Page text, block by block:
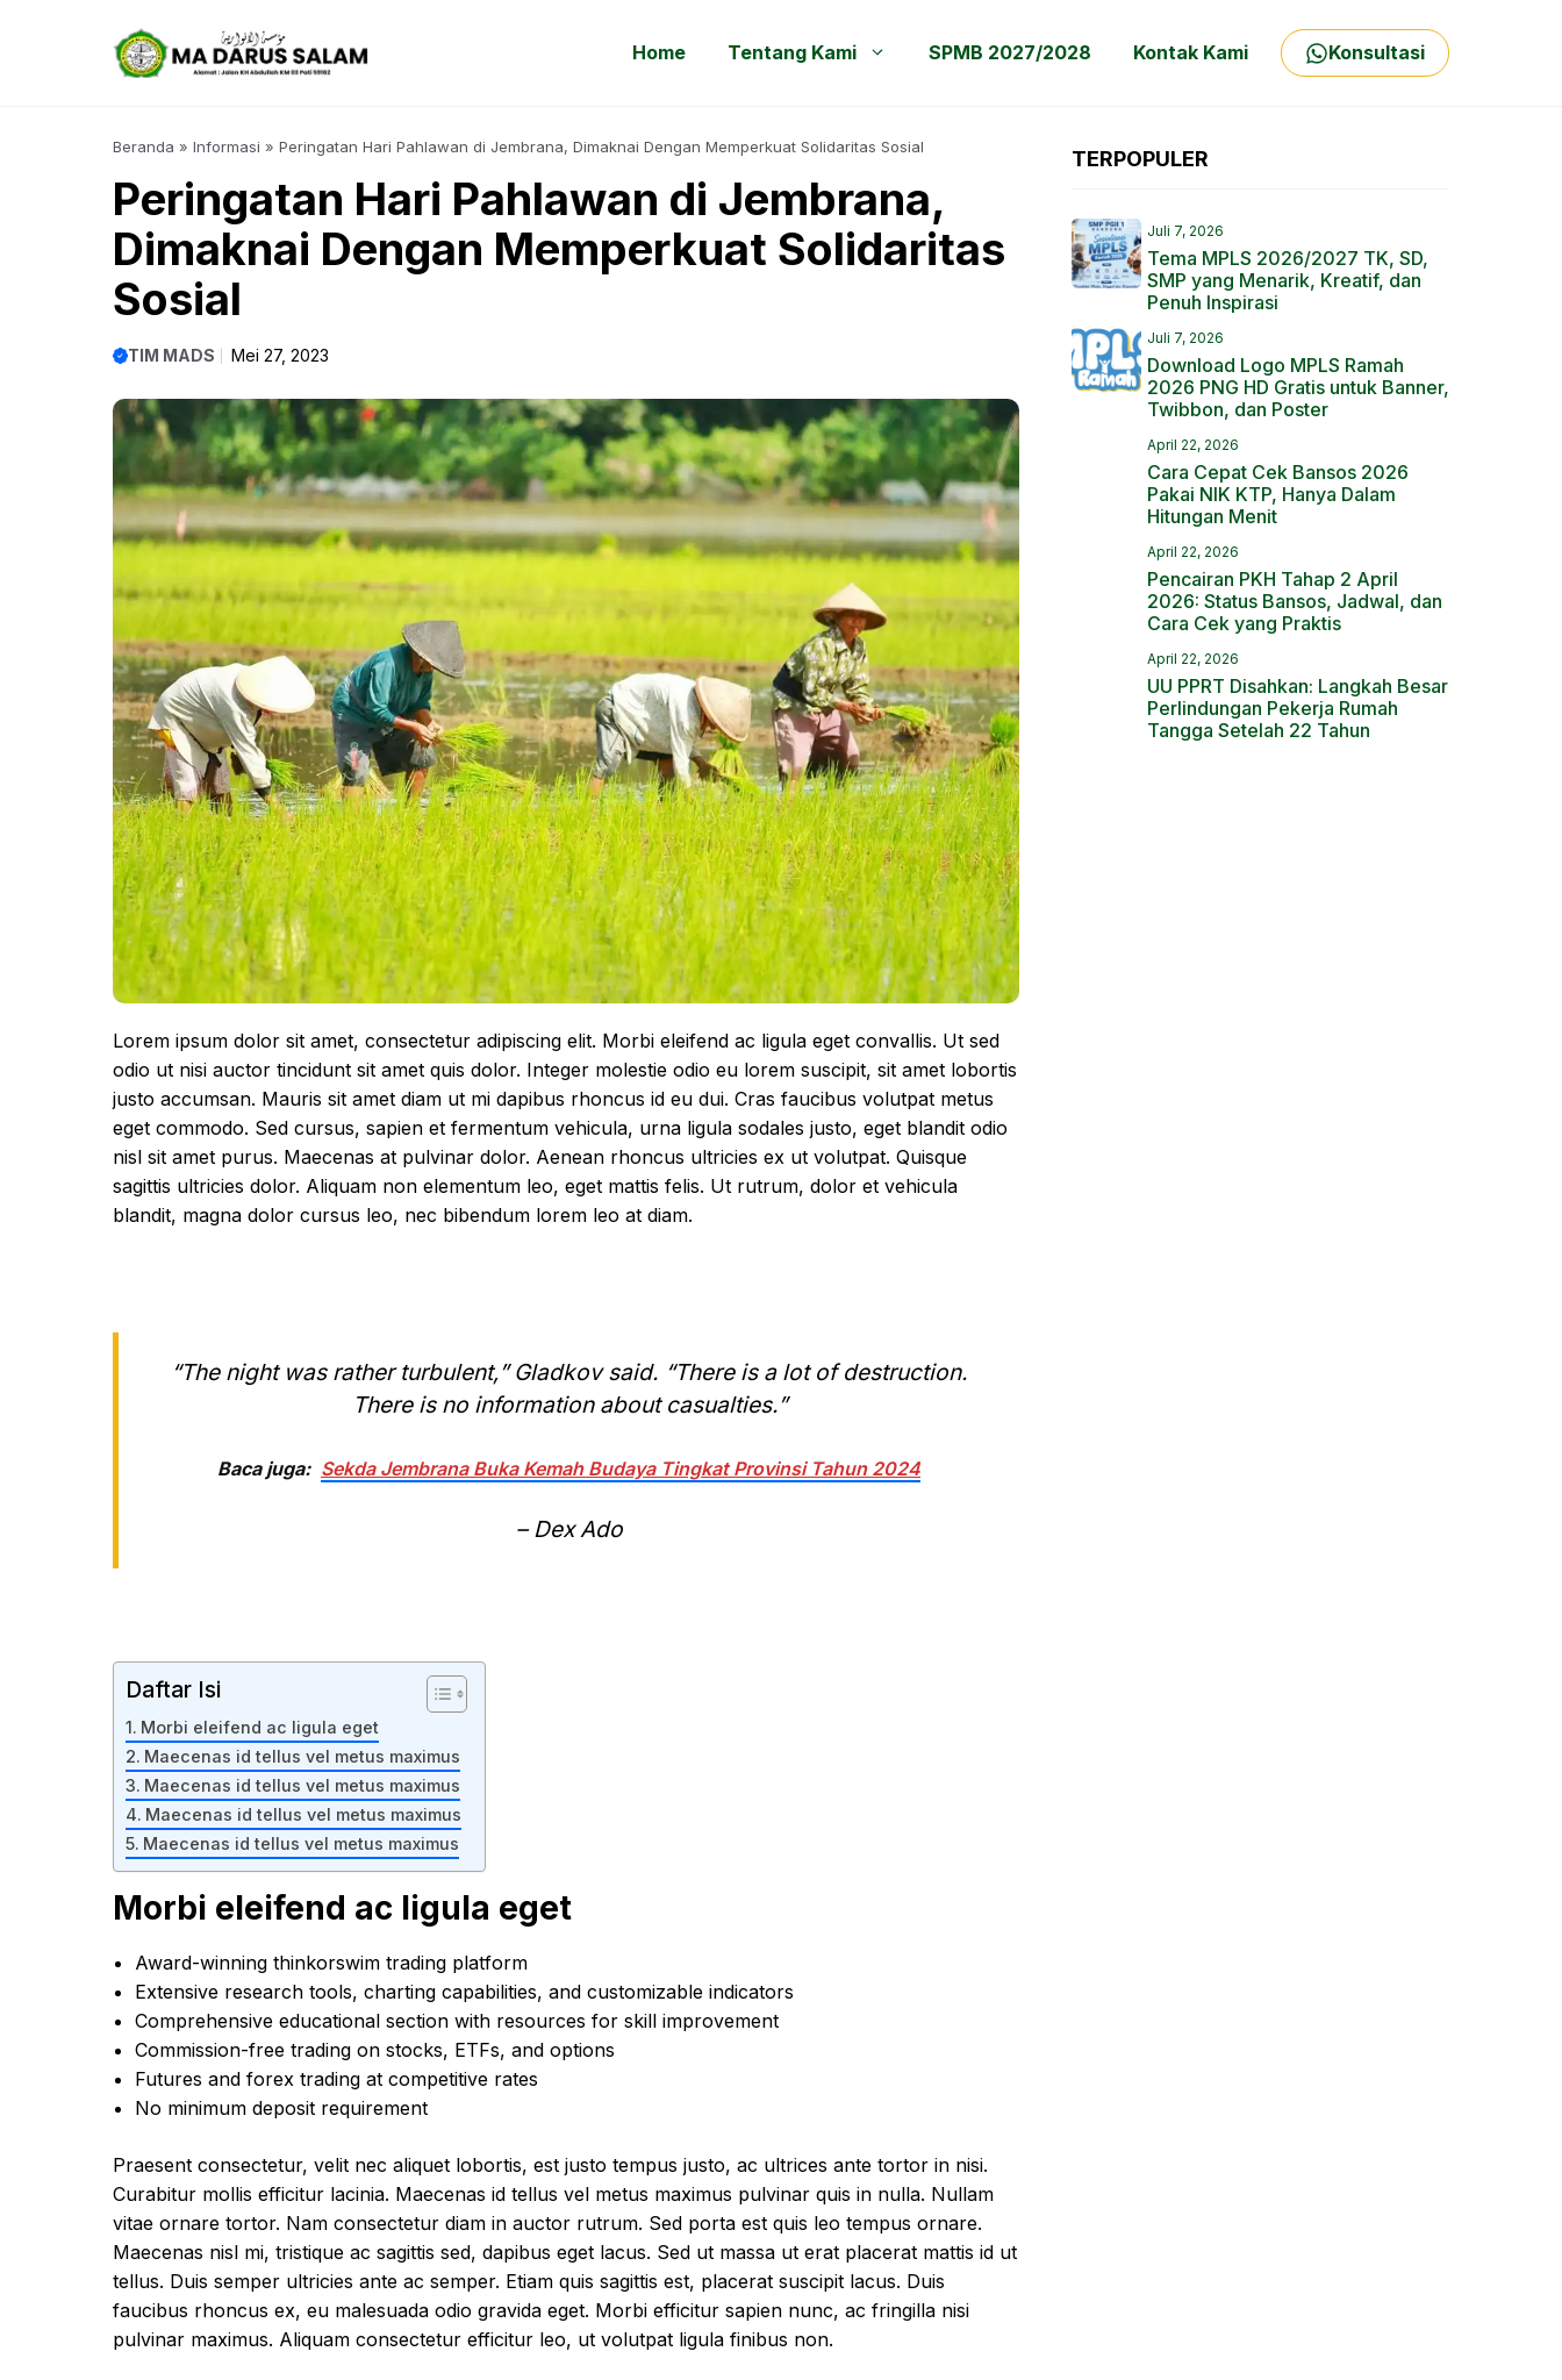
Home Tentang Kami SPMB 2027/2028 Kontak Kami Konsultasi
Beranda » Informasi » Peringatan Hari Pahlawan di Jembrana, Dimaknai Dengan Memperkuat Solidaritas Sosial
Peringatan Hari Pahlawan di Jembrana,
Dimaknai Dengan Memperkuat Solidaritas
Sosial
TIM MADS Mei 27, 2023
Lorem ipsum dolor sit amet, consectetur adipiscing elit. Morbi eleifend ac ligula eget convallis. Ut sed
odio ut nisi auctor tincidunt sit amet quis dolor. Integer molestie odio eu lorem suscipit, sit amet lobortis
justo accumsan. Mauris sit amet diam ut mi dapibus rhoncus id eu dui. Cras faucibus volutpat metus
eget commodo. Sed cursus, sapien et fermentum vehicula, urna ligula sodales justo, eget blandit odio
nisl sit amet purus. Maecenas at pulvinar dolor. Aenean rhoncus ultricies ex ut volutpat. Quisque
sagittis ultricies dolor. Aliquam non elementum leo, eget mattis felis. Ut rutrum, dolor et vehicula
blandit, magna dolor cursus leo, nec bibendum lorem leo at diam.
“The night was rather turbulent,” Gladkov said. “There is a lot of destruction.
There is no information about casualties.”
Baca juga: Sekda Jembrana Buka Kemah Budaya Tingkat Provinsi Tahun 2024
– Dex Ado
Daftar Isi
Morbi eleifend ac ligula eget
Maecenas id tellus vel metus maximus
Maecenas id tellus vel metus maximus
Maecenas id tellus vel metus maximus
Maecenas id tellus vel metus maximus
Morbi eleifend ac ligula eget
Award-winning thinkorswim trading platform
Extensive research tools, charting capabilities, and customizable indicators
Comprehensive educational section with resources for skill improvement
Commission-free trading on stocks, ETFs, and options
Futures and forex trading at competitive rates
No minimum deposit requirement
Praesent consectetur, velit nec aliquet lobortis, est justo tempus justo, ac ultrices ante tortor in nisi.
Curabitur mollis efficitur lacinia. Maecenas id tellus vel metus maximus pulvinar quis in nulla. Nullam
vitae ornare tortor. Nam consectetur diam in auctor rutrum. Sed porta est quis leo tempus ornare.
Maecenas nisl mi, tristique ac sagittis sed, dapibus eget lacus. Sed ut massa ut erat placerat mattis id ut
tellus. Duis semper ultricies ante ac semper. Etiam quis sagittis est, placerat suscipit lacus. Duis
faucibus rhoncus ex, eu malesuada odio gravida eget. Morbi efficitur sapien nunc, ac fringilla nisi
pulvinar maximus. Aliquam consectetur efficitur leo, ut volutpat ligula finibus non.
TERPOPULER
Juli 7, 2026
Tema MPLS 2026/2027 TK, SD,
SMP yang Menarik, Kreatif, dan
Penuh Inspirasi
Juli 7, 2026
Download Logo MPLS Ramah
2026 PNG HD Gratis untuk Banner,
Twibbon, dan Poster
April 22, 2026
Cara Cepat Cek Bansos 2026
Pakai NIK KTP, Hanya Dalam
Hitungan Menit
April 22, 2026
Pencairan PKH Tahap 2 April
2026: Status Bansos, Jadwal, dan
Cara Cek yang Praktis
April 22, 2026
UU PPRT Disahkan: Langkah Besar
Perlindungan Pekerja Rumah
Tangga Setelah 22 Tahun